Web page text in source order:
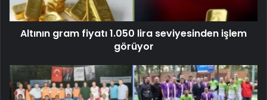
Altının gram fiyatı 1.050 lira seviyesinden işlem
görüyor